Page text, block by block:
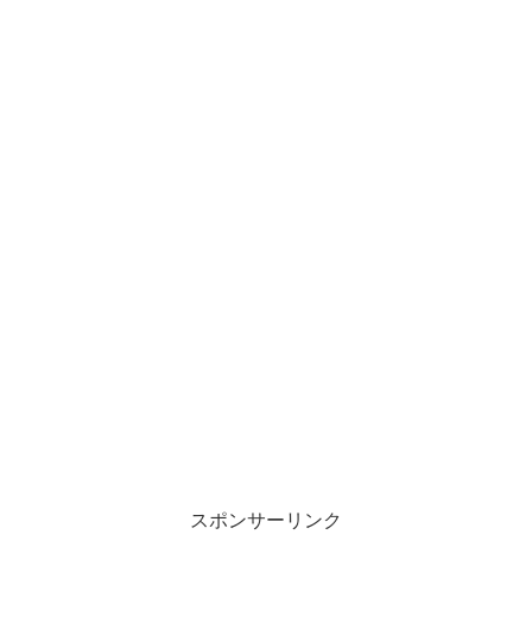
スポンサーリンク